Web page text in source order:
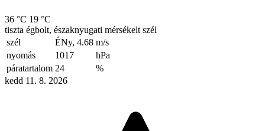
36 °C 19 °C
tiszta égbolt, északnyugati mérsékelt szél
szél
ÉNy, 4.68 m/s
nyomás
1017
hPa
páratartalom 24
%
kedd 11. 8. 2026